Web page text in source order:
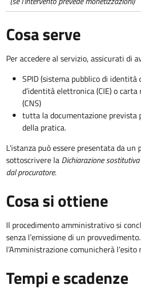
Cosa serve
Per accedere al servizio, assicurati di
SPID (sistema pubblico di identità
d’identità elettronica (CIE) o
(CNS)
tutta la documentazione prevista
della pratica.
L'istanza può essere presentata da un
sottoscrivere la Dichiarazione
dal procuratore.
Cosa si ottiene
Il procedimento amministrativo si
senza l’emissione di un
l’Amministrazione comunicherà l’esito
Tempi e scadenze